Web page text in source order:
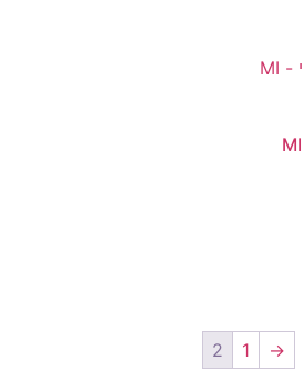
שעון ספורט חכם שיאומי – MI
→
1
2